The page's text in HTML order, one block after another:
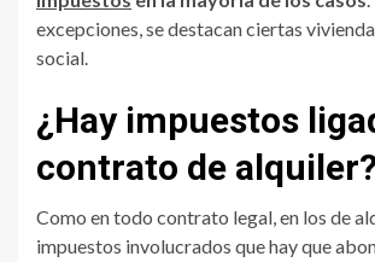
excepciones, se destacan ciertas
social.
¿Hay impuestos
contrato de
Como en todo contrato legal, en los de
impuestos involucrados que hay que